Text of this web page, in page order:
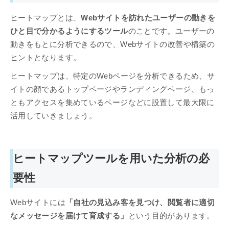
ヒートマップとは、Webサイトを訪れたユーザーの動きを
ひと目で分かるようにするツールのことです。ユーザーの
動きをもとに分析できるので、Webサイトの改善や構築の
ヒントとなります。
ヒートマップは、特定のWebページを分析できるため、サ
イトの顔であるトップページやランディングページ、もっ
ともアクセスを集めているページなどに設置して最大限に
活用していきましょう。
ヒートマップツールを用いた分析の必
要性
Webサイトには 「自社の見込み客を見つけ、閲覧者に適切
なメッセージを届けて育成する」
という目的があります。